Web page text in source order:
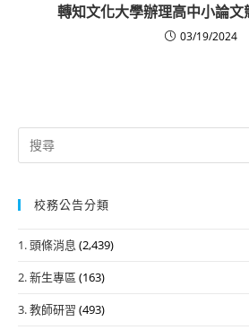
轉知文化大學辦理高中小論
03/19/2024
Search
for:
校務公告分類
1. 頭條消息 (2,439)
2. 新生專區 (163)
3. 教師研習 (493)